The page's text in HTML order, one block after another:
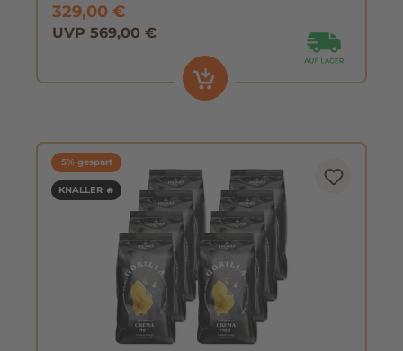
329,00 €
UVP 569,00 €
5% gespart
KNALLER 🔥